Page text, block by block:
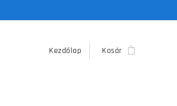
Kezdőlap Kosár